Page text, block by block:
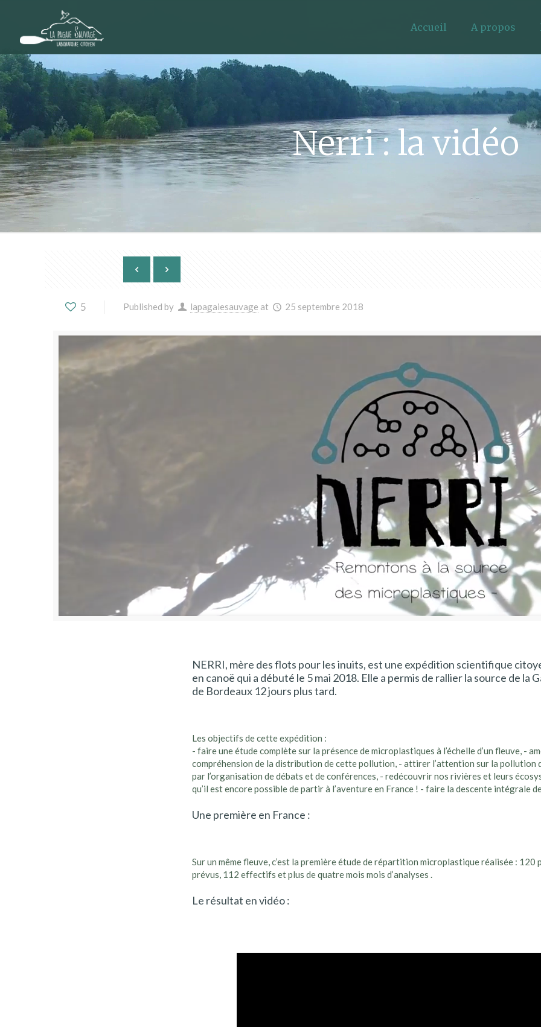
Accueil A propos
Nerri : la vidéo
5 Published by lapagaiesauvage at 25 septembre 2018
NERRI, mère des flots pour les inuits, est une expédition scientifique
en canoë qui a débuté le 5 mai 2018. Elle a permis de rallier la source de la
de Bordeaux 12 jours plus tard.
Les objectifs de cette expédition :
- faire une étude complète sur la présence de microplastiques à l’échelle d’un fleuve, -
compréhension de la distribution de cette pollution, - attirer l’attention sur la pollution
par l’organisation de débats et de conférences, - redécouvrir nos rivières et leurs
qu’il est encore possible de partir à l’aventure en France ! - faire la descente intégrale
Une première en France :
Sur un même fleuve, c’est la première étude de répartition microplastique réalisée : 120
prévus, 112 effectifs et plus de quatre mois mois d’analyses .
Le résultat en vidéo :